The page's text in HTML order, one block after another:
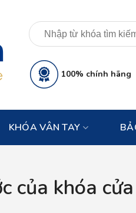
100% chính hãng
KHÓA VÂN TAY
của khóa